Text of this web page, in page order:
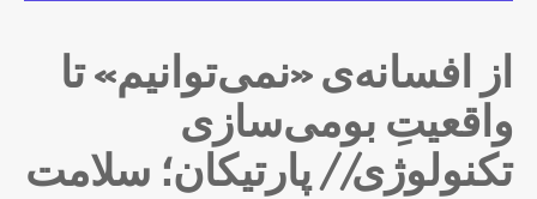
از افسانه‌ی «نمی‌توانیم» تا
واقعیتِ بومی‌سازی
تکنولوژی// پارتیکان؛ سلامت